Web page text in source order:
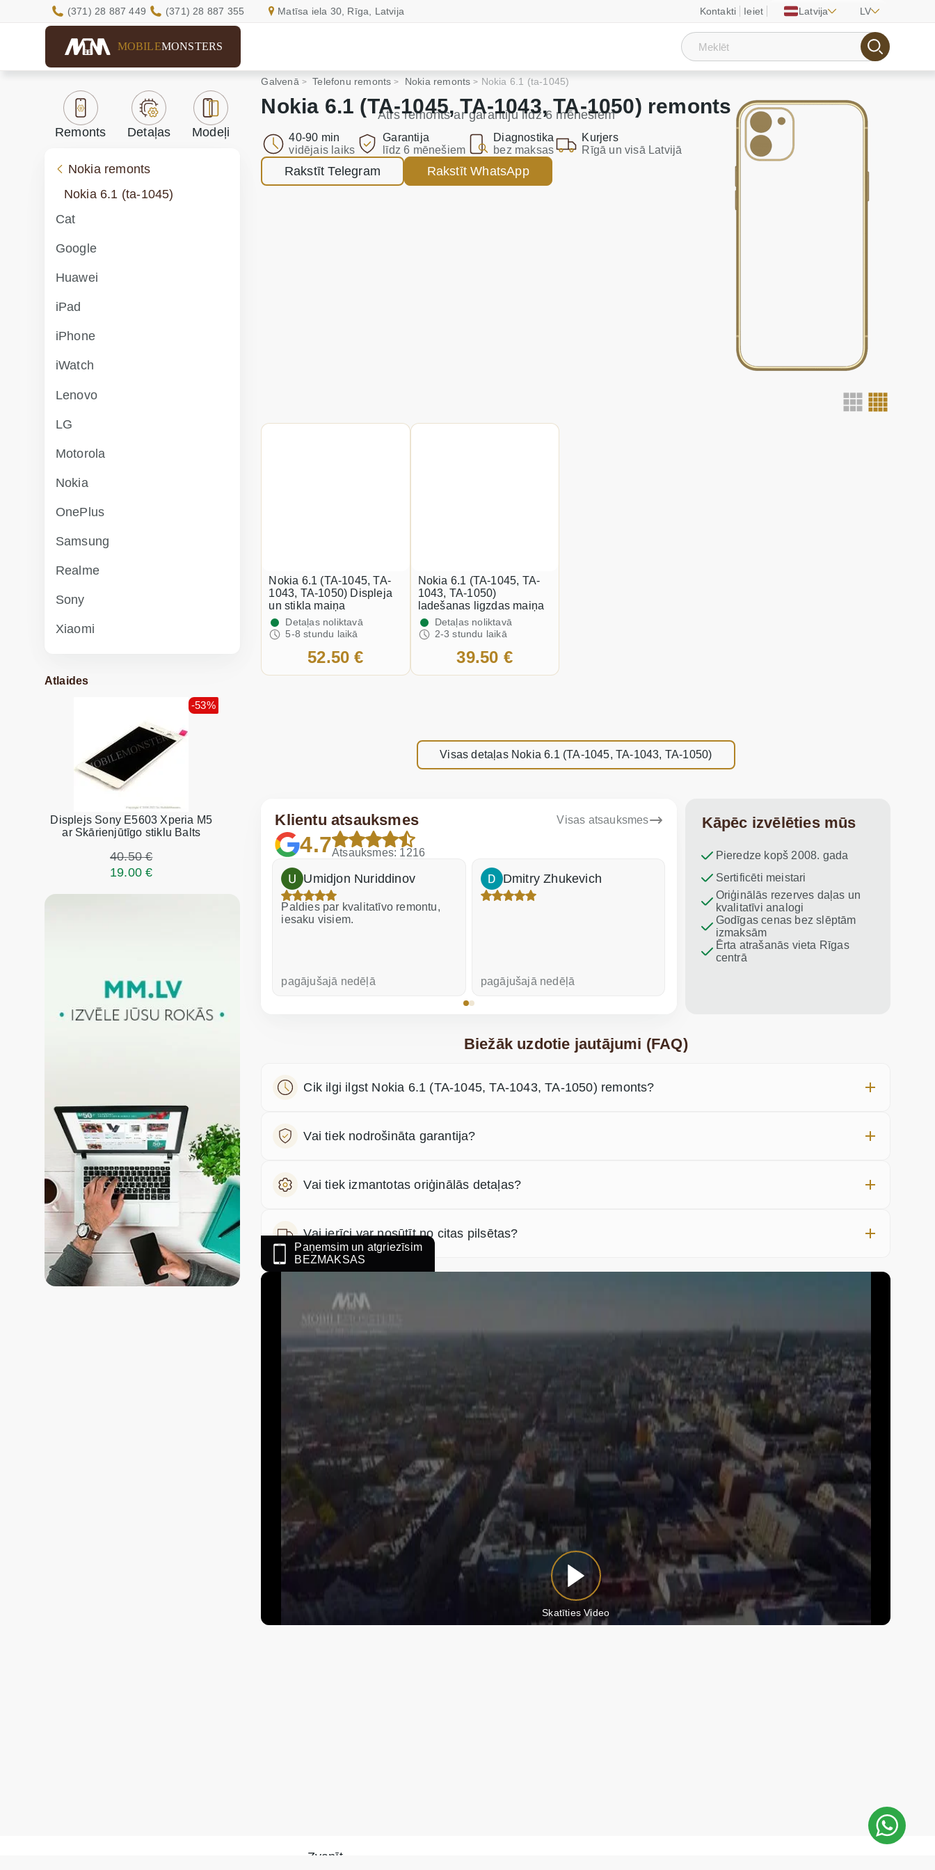
Kontakti Ieiet Latvija LV
(371) 28 887 449 (371) 28 887 355 Matīsa iela 30, Rīga, Latvija
MOBILEMONSTERS
Remonts Detaļas Modeļi
Nokia remonts
Nokia 6.1 (ta-1045)
Cat
Google
Huawei
iPad
iPhone
iWatch
Lenovo
LG
Motorola
Nokia
OnePlus
Samsung
Realme
Sony
Xiaomi
Atlaides
Displejs Sony E5603 Xperia M5
ar Skārienjūtīgo stiklu Balts
-53%
40.50 €
19.00 €
Galvenā Telefonu remonts Nokia remonts Nokia 6.1 (ta-1045)
Nokia 6.1 (TA-1045, TA-1043, TA-1050) remonts
Ātrs remonts ar garantiju līdz 6 mēnešiem
40-90 min
vidējais laiks
Garantija
līdz 6 mēnešiem
Diagnostika
bez maksas
Kurjers
Rīgā un visā Latvijā
Rakstīt Telegram Rakstīt WhatsApp
Nokia 6.1 (TA-1045, TA-
1043, TA-1050) Displeja
un stikla maiņa
Detaļas noliktavā
5-8 stundu laikā
52.50 €
Nokia 6.1 (TA-1045, TA-
1043, TA-1050)
ladešanas ligzdas maiņa
Detaļas noliktavā
2-3 stundu laikā
39.50 €
Visas detaļas Nokia 6.1 (TA-1045, TA-1043, TA-1050)
Klientu atsauksmes Visas atsauksmes
4.7Atsauksmes: 1216
Dina Vituma
pirms nedēļas
Umidjon Nuriddinov
Paldies par kvalitatīvo remontu,
iesaku visiem.
pagājušajā nedēļā
Dmitry Zhukevich
pagājušajā nedēļā
Dina Vituma
Izcils serviss!
Kāpēc izvēlēties mūs
Pieredze kopš 2008. gada
Sertificēti meistari
Oriģinālās rezerves daļas un
kvalitatīvi analogi
Godīgas cenas bez slēptām
izmaksām
Ērta atrašanās vieta Rīgas
centrā
Biežāk uzdotie jautājumi (FAQ)
Cik ilgi ilgst Nokia 6.1 (TA-1045, TA-1043, TA-1050) remonts?
Vai tiek nodrošināta garantija?
Vai tiek izmantotas oriģinālās detaļas?
Vai ierīci var nosūtīt no citas pilsētas?
Paņemsim un atgriezīsim
BEZMAKSAS
Skatīties Video
Zvanīt